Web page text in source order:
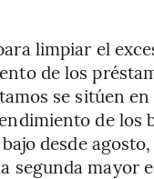
limpiar el
de los
se sitúen
de los
desde
segunda mayor